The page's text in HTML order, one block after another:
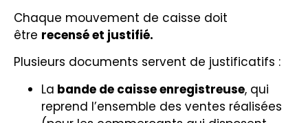
Chaque mouvement de caisse doit
être recensé et justifié.
Plusieurs documents servent de justificatifs :
La bande de caisse enregistreuse, qui
reprend l’ensemble des ventes réalisées